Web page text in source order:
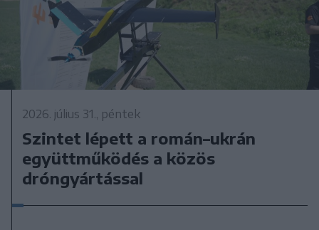
2026. július 31., péntek
Szintet lépett a román–ukrán
együttműködés a közös
dróngyártással